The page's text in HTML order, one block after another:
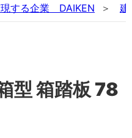
現する企業 DAIKEN 建
型 箱踏板 78